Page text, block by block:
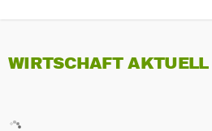
WIRTSCHAFT AKTUELL